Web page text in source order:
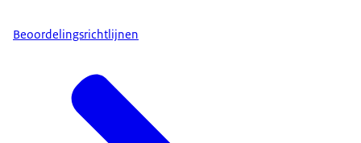
Beoordelingsrichtlijnen